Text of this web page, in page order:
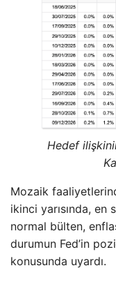
Hedef
Mozaik
ikinci yarısında, en
normal bülten,
durumun Fed’in
konusunda uyardı.